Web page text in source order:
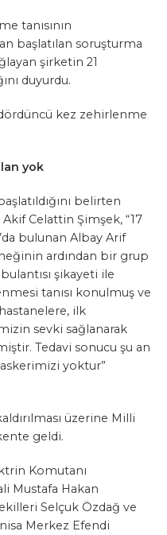
tanısının
başlatılan soruşturma
şirketin 21
duyurdu.
kez zehirlenme
yok
belirten
Akif Celattin Şimşek, “17
bulunan Albay Arif
ardından bir grup
şikayeti ile
tanısı konulmuş ve
ilk
sevki sağlanarak
Tedavi sonucu şu an
yoktur”
üzerine Milli
geldi.
Komutanı
Mustafa Hakan
Selçuk Özdağ ve
Merkez Efendi